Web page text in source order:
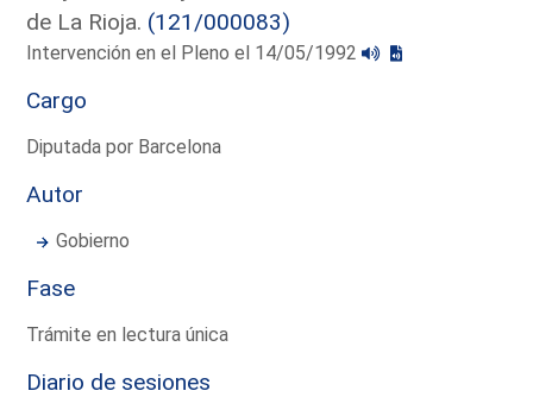
de La Rioja. (121/000083)
Intervención en el Pleno el 14/05/1992
Cargo
Diputada por Barcelona
Autor
Gobierno
Fase
Trámite en lectura única
Diario de sesiones